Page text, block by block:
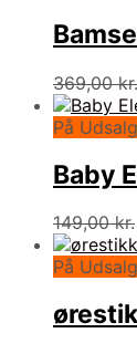
369,00kr.
På
Baby
149,00kr.
På